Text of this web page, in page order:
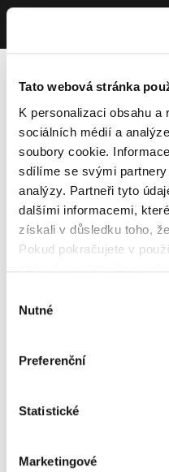
Tato webová stránka
K personalizaci obsahu
sociálních médií a
soubory cookie.
sdílíme se svými
analýzy. Partneři tyto
dalšími informacemi,
získali v důsledku toho,
Pokud pokračujete v
souhlasu
Nutné
Preferenční
Statistické
Marketingové